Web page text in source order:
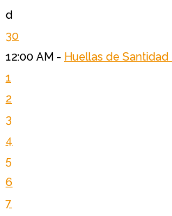
d
30
12:00 AM - Huellas de
1
2
3
4
5
6
7